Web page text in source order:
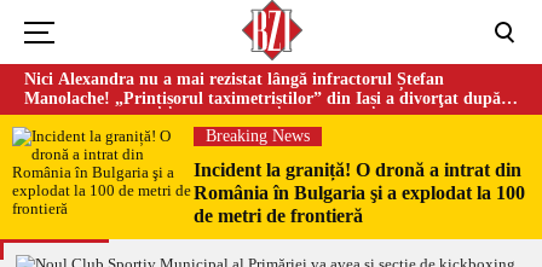
Nici Alexandra nu a mai rezistat lângă infractorul Ștefan
Manolache! „Prințișorul taximetriștilor” din Iași a divorţat după
doi ani de căsnicie
Breaking News
Incident la graniță! O dronă a intrat din
România în Bulgaria şi a explodat la 100
de metri de frontieră